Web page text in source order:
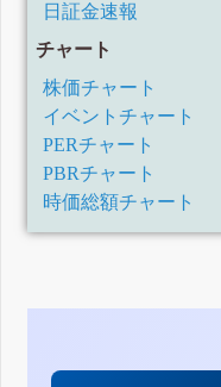
日証金速報
チャート
株価チャート
イベントチャート
PERチャート
PBRチャート
時価総額チャート